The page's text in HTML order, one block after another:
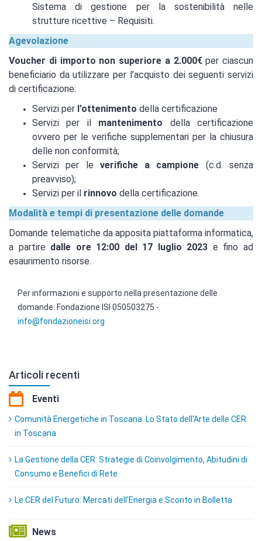
Sistema di gestione per la sostenibilità nelle
strutture ricettive – Requisiti.
Agevolazione
Voucher di importo non superiore a 2.000€per ciascun
beneficiario da utilizzare per l’acquisto dei seguenti servizi
di certificazione:
Servizi per l’ottenimento della certificazione
Servizi per il mantenimento della certificazione
ovvero per le verifiche supplementari per la chiusura
delle non conformità;
Servizi per le verifiche a campione (c.d. senza
preavviso);
Servizi per il rinnovo della certificazione.
Modalità e tempi di presentazione delle domande
Domande telematiche da apposita piattaforma informatica,
a partire dalle ore 12:00 del 17 luglio 2023 e fino ad
esaurimento risorse.
Per informazioni e supporto nella presentazione delle
domande: Fondazione ISI 050503275 -
info@fondazioneisi.org
Articoli recenti
Eventi
Comunità Energetiche in Toscana: Lo Stato dell'Arte delle CER
in Toscana
La Gestione della CER: Strategie di Coinvolgimento, Abitudini di
Consumo e Benefici di Rete
Le CER del Futuro: Mercati dell'Energia e Sconto in Bolletta
News